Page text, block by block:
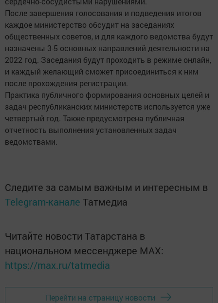
После завершения голосования и подведения итогов
каждое министерство обсудит на заседаниях
общественных советов, и для каждого ведомства будут
назначены 3-5 основных направлений деятельности на
2022 год. Заседания будут проходить в режиме онлайн,
и каждый желающий сможет присоединиться к ним
после прохождения регистрации.
Практика публичного формирования основных целей и
задач республиканских министерств используется уже
четвертый год. Также предусмотрена публичная
отчетность выполнения установленных задач
ведомствами.
Следите за самым важным и интересным в
Telegram-канале Татмедиа
Читайте новости Татарстана в
национальном мессенджере MАХ:
https://max.ru/tatmedia
Перейти на страницу новости